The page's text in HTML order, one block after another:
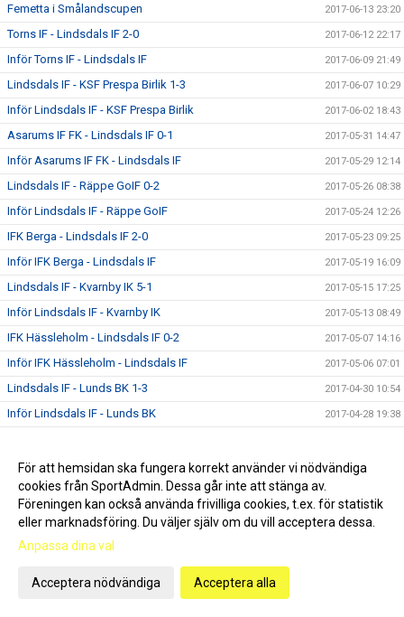
Femetta i Smålandscupen 2017-06-13 23:20
Torns IF - Lindsdals IF 2-0 2017-06-12 22:17
Inför Torns IF - Lindsdals IF 2017-06-09 21:49
Lindsdals IF - KSF Prespa Birlik 1-3 2017-06-07 10:29
Inför Lindsdals IF - KSF Prespa Birlik 2017-06-02 18:43
Asarums IF FK - Lindsdals IF 0-1 2017-05-31 14:47
Inför Asarums IF FK - Lindsdals IF 2017-05-29 12:14
Lindsdals IF - Räppe GoIF 0-2 2017-05-26 08:38
Inför Lindsdals IF - Räppe GoIF 2017-05-24 12:26
IFK Berga - Lindsdals IF 2-0 2017-05-23 09:25
Inför IFK Berga - Lindsdals IF 2017-05-19 16:09
Lindsdals IF - Kvarnby IK 5-1 2017-05-15 17:25
Inför Lindsdals IF - Kvarnby IK 2017-05-13 08:49
IFK Hässleholm - Lindsdals IF 0-2 2017-05-07 14:16
Inför IFK Hässleholm - Lindsdals IF 2017-05-06 07:01
Lindsdals IF - Lunds BK 1-3 2017-04-30 10:54
Inför Lindsdals IF - Lunds BK 2017-04-28 19:38
Inför IFK Malmö FK - Lindsdals IF 2017-04-21 21:39
Lindsdals IF - Nybro IF 2-0 2017-04-15 12:55
Inför Lindsdals IF - Nybro IF 2017-04-13 09:25
Nytt och gammalt i 2017-års spelartrupp
Inför Lindsdals IF - Vimmerby IF
För att hemsidan ska fungera korrekt använder vi nödvändiga
cookies från SportAdmin. Dessa går inte att stänga av.
Föreningen kan också använda frivilliga cookies, t.ex. för statistik
eller marknadsföring. Du väljer själv om du vill acceptera dessa.
Anpassa dina val
Acceptera nödvändiga Acceptera alla